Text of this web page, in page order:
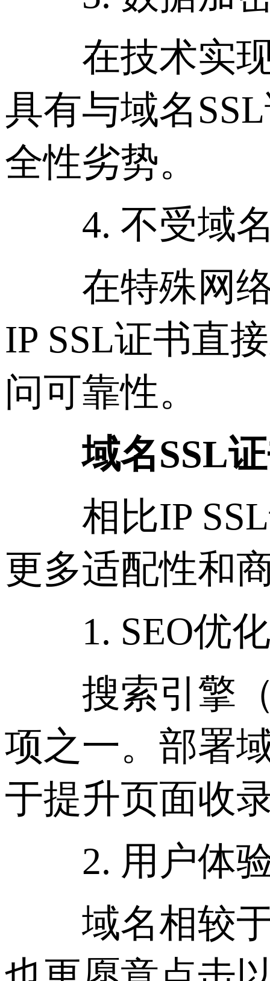
在技术实现
具有与域名
全性劣势。
4. 不受域名
在特殊网络
IP SSL证书直
问可靠性。
域名SSL
相比IP SSL
更多适配性和
1. SEO优化
搜索引擎（
项之一。部署
于提升页面收
2. 用户体
域名相较于